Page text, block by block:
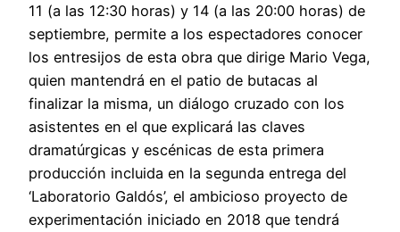
11 (a las 12:30 horas) y 14 (a las 20:00 horas) de
septiembre, permite a los espectadores conocer
los entresijos de esta obra que dirige Mario Vega,
quien mantendrá en el patio de butacas al
finalizar la misma, un diálogo cruzado con los
asistentes en el que explicará las claves
dramatúrgicas y escénicas de esta primera
producción incluida en la segunda entrega del
‘Laboratorio Galdós’, el ambicioso proyecto de
experimentación iniciado en 2018 que tendrá